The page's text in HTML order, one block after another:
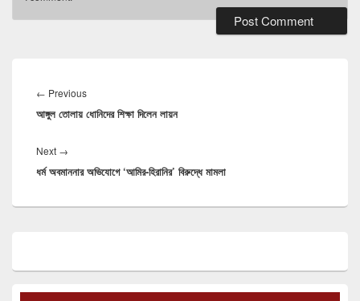
navigation
← PreviousPrevious
post:
আঙ্গুল তোলায় ধোনিদের শিক্ষা দিলেন লায়ন
Next →
post:
ধর্ম অবমাননার অভিযোগে ‘আমির-হিরানির’ বিরুদ্ধে মামলা
Widget